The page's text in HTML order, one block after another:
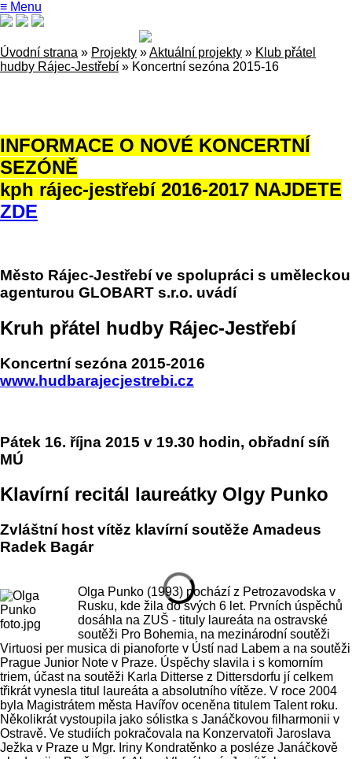
≡ Menu
Úvodní strana » Projekty »Aktuální projekty » Klub přátel
hudby Rájec-Jestřebí » Koncertní sezóna 2015-16
INFORMACE O NOVÉ KONCERTNÍ
SEZÓNĚ
kph rájec-jestřebí 2016-2017 NAJDETE
ZDE
Město Rájec-Jestřebí ve spolupráci s uměleckou
agenturou GLOBART s.r.o. uvádí
Kruh přátel hudby Rájec-Jestřebí
Koncertní sezóna 2015-2016
www.hudbarajecjestrebi.cz
Pátek 16. října 2015 v 19.30 hodin, obřadní síň
MÚ
Klavírní recitál laureátky Olgy Punko
Zvláštní host vítěz klavírní soutěže Amadeus
Radek Bagár
Olga Punko (1993) pochází z Petrozavodska v
Rusku, kde žila do svých 6 let. Prvních úspěchů
dosáhla na ZUŠ - tituly laureáta na ostravské
soutěži Pro Bohemia, na mezinárodní soutěži
Virtuosi per musica di pianoforte v Ústí nad Labem a na soutěži
Prague Junior Note v Praze. Úspěchy slavila i s komorním
triem, účast na soutěži Karla Ditterse z Dittersdorfu jí celkem
třikrát vynesla titul laureáta a absolutního vítěze. V roce 2004
byla Magistrátem města Havířov oceněna titulem Talent roku.
Několikrát vystoupila jako sólistka s Janáčkovou filharmonii v
Ostravě. Ve studiích pokračovala na Konzervatoři Jaroslava
Ježka v Praze u Mgr. Iriny Kondratěnko a posléze Janáčkově